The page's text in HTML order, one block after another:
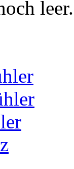
leer.